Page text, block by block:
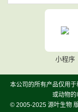
小程序
本公司的所有产品仅用
或动物的
© 2005-2025 源叶生物